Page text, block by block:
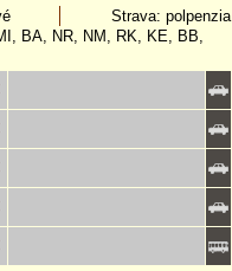
Strava: polpenzia
BA, NR, NM, RK, KE, BB,